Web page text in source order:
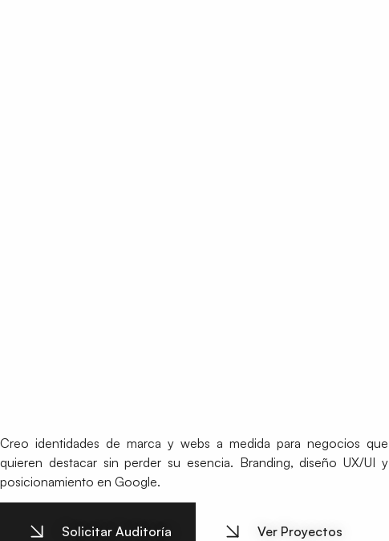
Creo identidades de marca y webs a medida para negocios que
quieren destacar sin perder su esencia. Branding, diseño UX/UI y
posicionamiento en Google.
Solicitar Auditoría Ver Proyectos